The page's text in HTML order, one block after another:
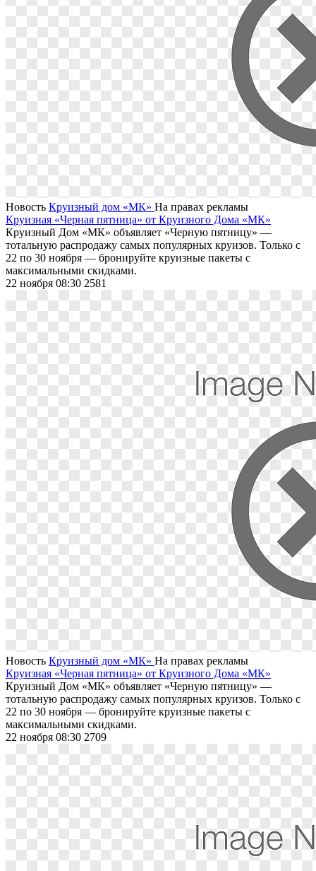
Новость Круизный дом «МК» На правах рекламы
Круизная «Черная пятница» от Круизного Дома «МК»
Круизный Дом «МК» объявляет «Черную пятницу» ―
тотальную распродажу самых популярных круизов. Только с
22 по 30 ноября ― бронируйте круизные пакеты с
максимальными скидками.
22 ноября 08:30 2581
Новость Круизный дом «МК» На правах рекламы
Круизная «Черная пятница» от Круизного Дома «МК»
Круизный Дом «МК» объявляет «Черную пятницу» ―
тотальную распродажу самых популярных круизов. Только с
22 по 30 ноября ― бронируйте круизные пакеты с
максимальными скидками.
22 ноября 08:30 2709